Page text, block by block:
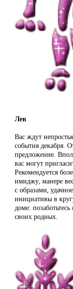
Лев
Вас ждут
события декабря.
предложение.
вас могут
Рекомендуется
имиджу, манере
с образами,
инициативы в
доме:
своих родных.